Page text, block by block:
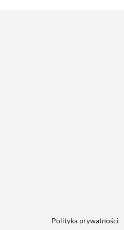
Polityka prywatności